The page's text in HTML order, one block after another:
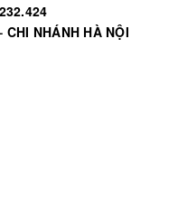
NHÁNH HÀ NỘI